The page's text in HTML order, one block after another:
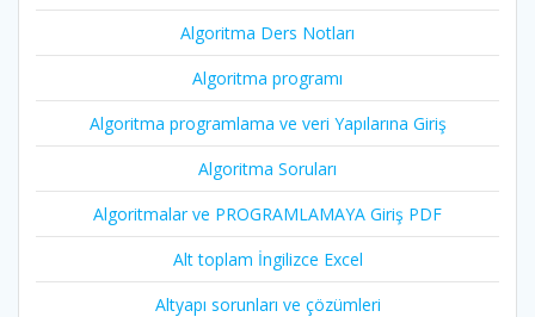
Algoritma Ders Notları
Algoritma programı
Algoritma programlama ve veri Yapılarına Giriş
Algoritma Soruları
Algoritmalar ve PROGRAMLAMAYA Giriş PDF
Alt toplam İngilizce Excel
Altyapı sorunları ve çözümleri